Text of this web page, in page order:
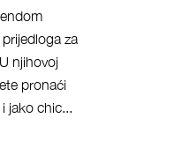
za
njihovoj
pronaći
chic...